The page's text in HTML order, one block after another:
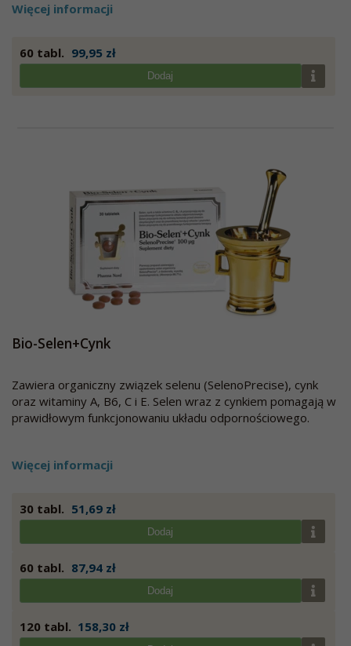
Więcej informacji
60 tabl. 99,95 zł
Dodaj
Bio-Selen+Cynk
Zawiera organiczny związek selenu (SelenoPrecise), cynk
oraz witaminy A, B6, C i E. Selen wraz z cynkiem pomagają w
prawidłowym funkcjonowaniu układu odpornościowego.
Więcej informacji
30 tabl. 51,69 zł
Dodaj
60 tabl. 87,94 zł
Dodaj
120 tabl. 158,30 zł